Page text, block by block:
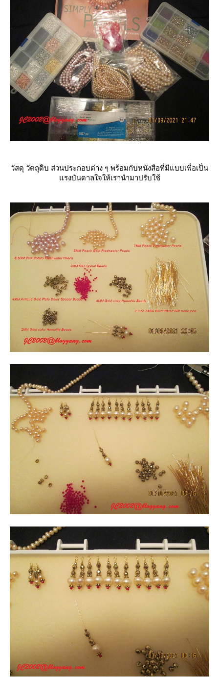
วัสดุ วัตถุดิบ ส่วนประกอบต่าง ๆ พร้อมกับหนังสือที่มีแบบเพื่อเป็น
รงบันดาลใจให้เรานำมาปรับใช้